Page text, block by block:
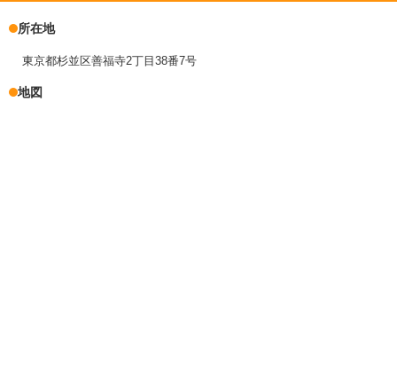
所在地
東京都杉並区善福寺2丁目38番7号
地図